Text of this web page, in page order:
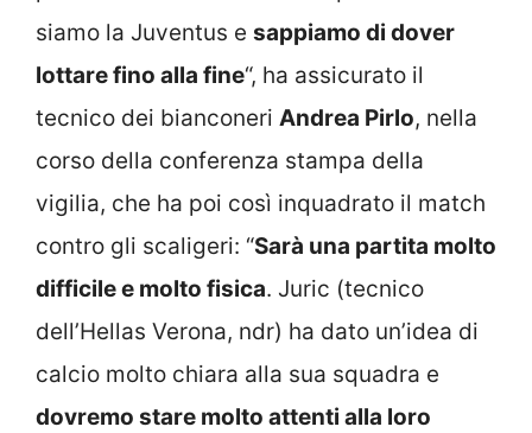
siamo la Juventus e sappiamo di dover
lottare fino alla fine“, ha assicurato il
tecnico dei bianconeri Andrea Pirlo, nella
corso della conferenza stampa della
vigilia, che ha poi così inquadrato il match
contro gli scaligeri: “Sarà una partita molto
difficile e molto fisica. Juric (tecnico
dell’Hellas Verona, ndr) ha dato un’idea di
calcio molto chiara alla sua squadra e
dovremo stare molto attenti alla loro